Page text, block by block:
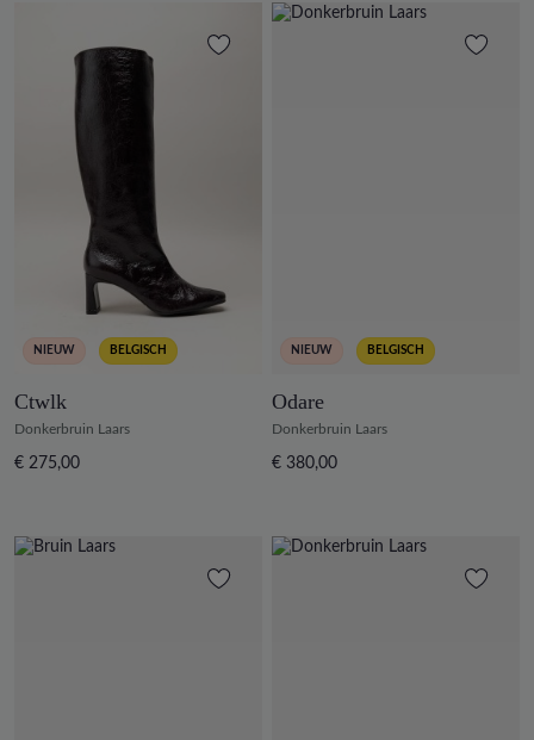
NIEUW BELGISCH
Ctwlk
Donkerbruin Laars
€ 275,00
NIEUW BELGISCH
Odare
Donkerbruin Laars
€ 380,00